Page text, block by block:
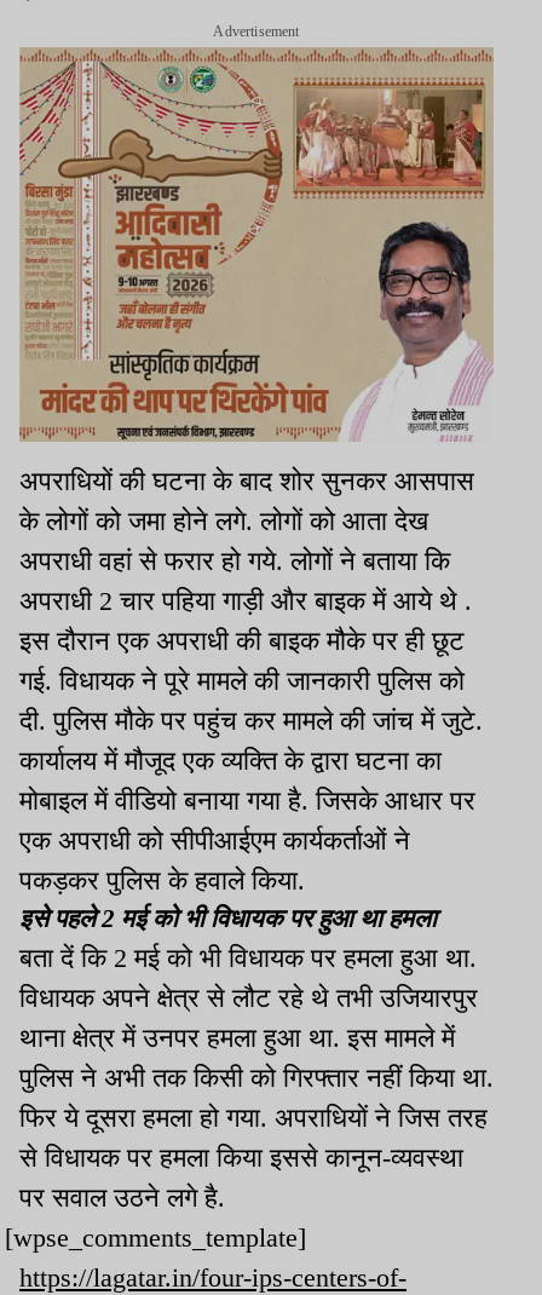
Advertisement
अपराधियों की घटना के बाद शोर सुनकर आसपास
के लोगों को जमा होने लगे. लोगों को आता देख
अपराधी वहां से फरार हो गये. लोगों ने बताया कि
अपराधी 2 चार पहिया गाड़ी और बाइक में आये थे .
इस दौरान एक अपराधी की बाइक मौके पर ही छूट
गई. विधायक ने पूरे मामले की जानकारी पुलिस को
दी. पुलिस मौके पर पहुंच कर मामले की जांच में जुटे.
कार्यालय में मौजूद एक व्यक्ति के द्वारा घटना का
मोबाइल में वीडियो बनाया गया है. जिसके आधार पर
एक अपराधी को सीपीआईएम कार्यकर्ताओं ने
पकड़कर पुलिस के हवाले किया.
इसे पहले 2 मई को भी विधायक पर हुआ था हमला
बता दें कि 2 मई को भी विधायक पर हमला हुआ था.
विधायक अपने क्षेत्र से लौट रहे थे तभी उजियारपुर
थाना क्षेत्र में उनपर हमला हुआ था. इस मामले में
पुलिस ने अभी तक किसी को गिरफ्तार नहीं किया था.
फिर ये दूसरा हमला हो गया. अपराधियों ने जिस तरह
से विधायक पर हमला किया इससे कानून-व्यवस्था
पर सवाल उठने लगे है.
[wpse_comments_template]
https://lagatar.in/four-ips-centers-of-